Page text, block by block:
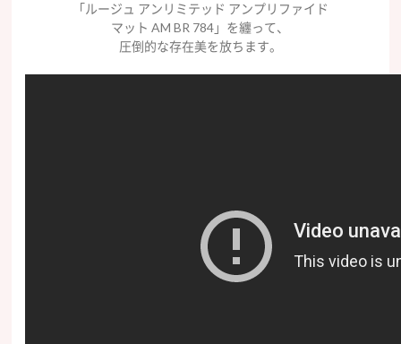
「ルージュ アンリミテッド アンプリファイド
マット AM BR 784」を纏って、
圧倒的な存在美を放ちます。